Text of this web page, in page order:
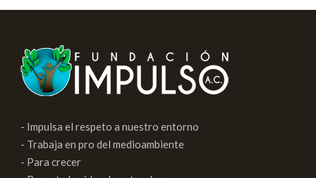
- Impulsa el respeto a nuestro entorno
- Trabaja en pro del medioambiente
- Para crecer